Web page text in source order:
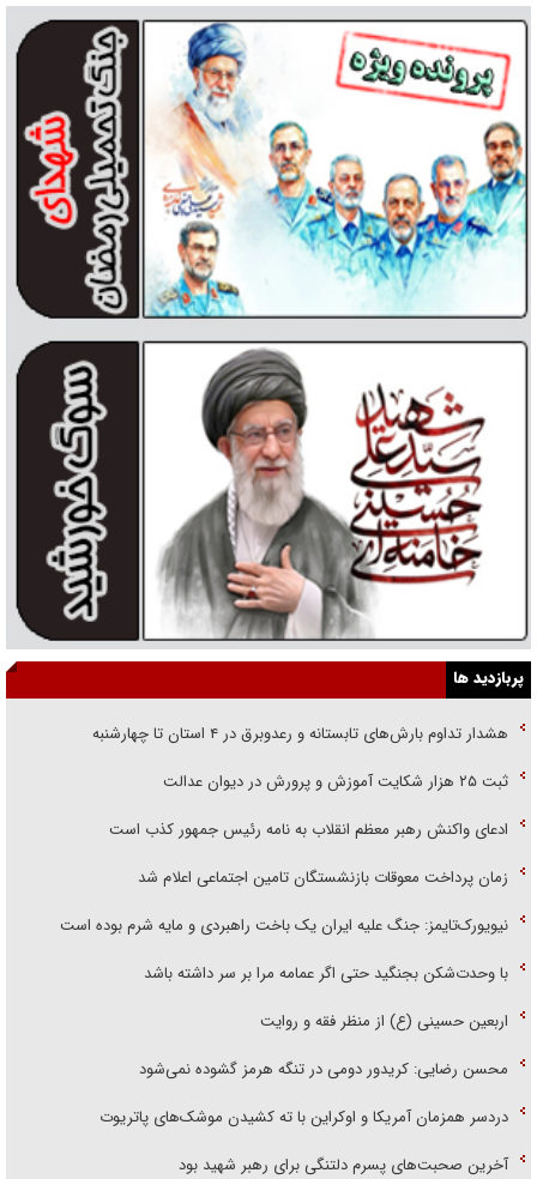
پربازدید ها
هشدار تداوم بارش‌های تابستانه و رعدوبرق در ۴ استان تا چهارشنبه
ثبت ۲۵ هزار شکایت آموزش و پرورش در دیوان عدالت
ادعای واکنش رهبر معظم انقلاب به نامه رئیس جمهور کذب است
زمان پرداخت معوقات بازنشستگان تامین اجتماعی اعلام شد
نیویورک‌تایمز: جنگ علیه ایران یک باخت راهبردی و مایه شرم بوده است
با وحدت‌شکن بجنگید حتی اگر عمامه مرا بر سر داشته باشد
اربعین حسینی (ع) از منظر فقه و روایت
محسن رضایی: کریدور دومی در تنگه هرمز گشوده نمی‌شود
دردسر همزمان آمریکا و اوکراین با ته کشیدن موشک‌های پاتریوت
آخرین صحبت‌های پسرم دلتنگی برای رهبر شهید بود